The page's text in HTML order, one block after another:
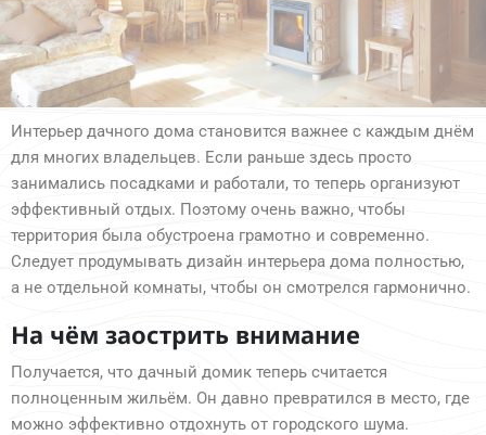
Интерьер дачного дома становится важнее с каждым днём
для многих владельцев. Если раньше здесь просто
занимались посадками и работали, то теперь организуют
эффективный отдых. Поэтому очень важно, чтобы
территория была обустроена грамотно и современно.
Следует продумывать дизайн интерьера дома полностью,
а не отдельной комнаты, чтобы он смотрелся гармонично.
На чём заострить внимание
Получается, что дачный домик теперь считается
полноценным жильём. Он давно превратился в место, где
можно эффективно отдохнуть от городского шума.